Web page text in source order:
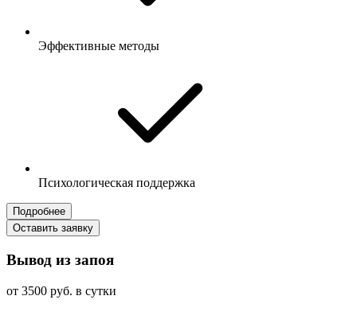
Эффективные методы
Психологическая поддержка
Подробнее
Оставить заявку
Вывод из запоя
от 3500 руб. в сутки